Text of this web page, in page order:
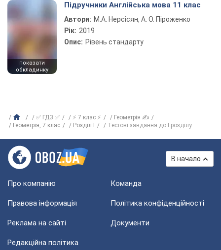
показати
обкладинку
Підручники Англійська мова 11 клас
Автори: М.А. Нерсісян, А. О. Піроженко
Рік: 2019
Опис: Рівень стандарту
✅ ГДЗ ✅ ⚡ 7 клас ⚡
Геометрія ✍
Геометрія, 7 клас
Розділ І Тестові завдання до І розділу
В начало
Про компанію Команда
Правова інформація Політика конфіденційності
Реклама на сайті Документи
Редакційна політика